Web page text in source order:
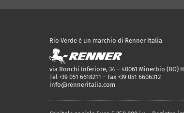
Rio Verde è un marchio di Renner Italia
via Ronchi Inferiore, 34 – 40061 Minerbio (BO)
Tel +39 051 6618211 – Fax +39 051 6606312
info@renneritalia.com